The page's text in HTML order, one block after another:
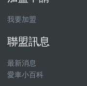
我要加盟
聯盟訊息
最新消息
愛車小百科